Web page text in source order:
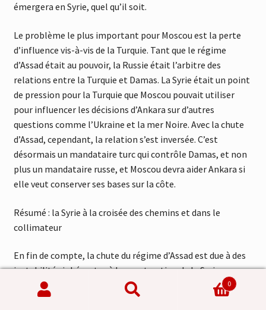
émergera en Syrie, quel qu’il soit.
Le problème le plus important pour Moscou est la perte
d’influence vis-à-vis de la Turquie. Tant que le régime
d’Assad était au pouvoir, la Russie était l’arbitre des
relations entre la Turquie et Damas. La Syrie était un point
de pression pour la Turquie que Moscou pouvait utiliser
pour influencer les décisions d’Ankara sur d’autres
questions comme l’Ukraine et la mer Noire. Avec la chute
d’Assad, cependant, la relation s’est inversée. C’est
désormais un mandataire turc qui contrôle Damas, et non
plus un mandataire russe, et Moscou devra aider Ankara si
elle veut conserver ses bases sur la côte.
Résumé : la Syrie à la croisée des chemins et dans le
collimateur
En fin de compte, la chute du régime d’Assad est due à des
instabilités inhérentes à la construction de la Syrie, en
particulier en l’absence de contrôle consolidé sur
l’ensemble de l’ancien territoire de l’État. Sans les
Recherche
Recherche
0